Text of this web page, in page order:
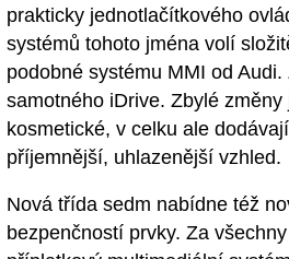
prakticky jednotlačítkového
systémů tohoto jména volí
podobné systému MMI od
samotného iDrive. Zbylé změny
kosmetické, v celku ale
příjemnější, uhlazenější vzhled.
Nová třída sedm nabídne též
bezpenčností prvky. Za